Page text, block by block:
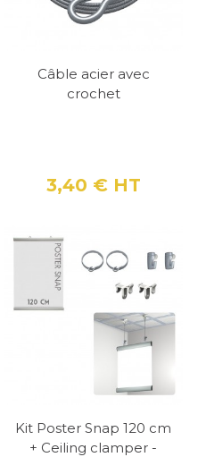
Câble acier avec
crochet
Prix
3,40 € HT
Kit Poster Snap 120 cm
+ Ceiling clamper -